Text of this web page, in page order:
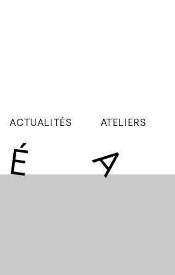
ACTUALITÉS ATELIERS